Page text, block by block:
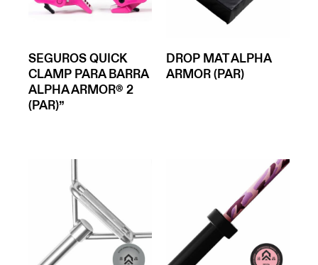
SEGUROS QUICK
CLAMP PARA BARRA
ALPHA ARMOR® 2
(PAR)”
DROP MAT ALPHA
ARMOR (PAR)